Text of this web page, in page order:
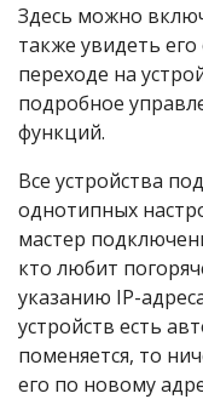
Здесь можно
также увидеть
переходе на
подробное
функций.
Все устройства
однотипных
мастер
кто любит
указанию IP-
устройств есть
поменяется, то
его по новому